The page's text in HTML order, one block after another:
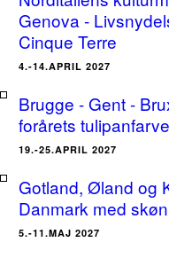
Genova -
Cinque Terre
4.-14.APRIL 2027
Brugge - Gent -
forårets
19.-25.APRIL 2027
Gotland, Øland og
Danmark med
5.-11.MAJ 2027